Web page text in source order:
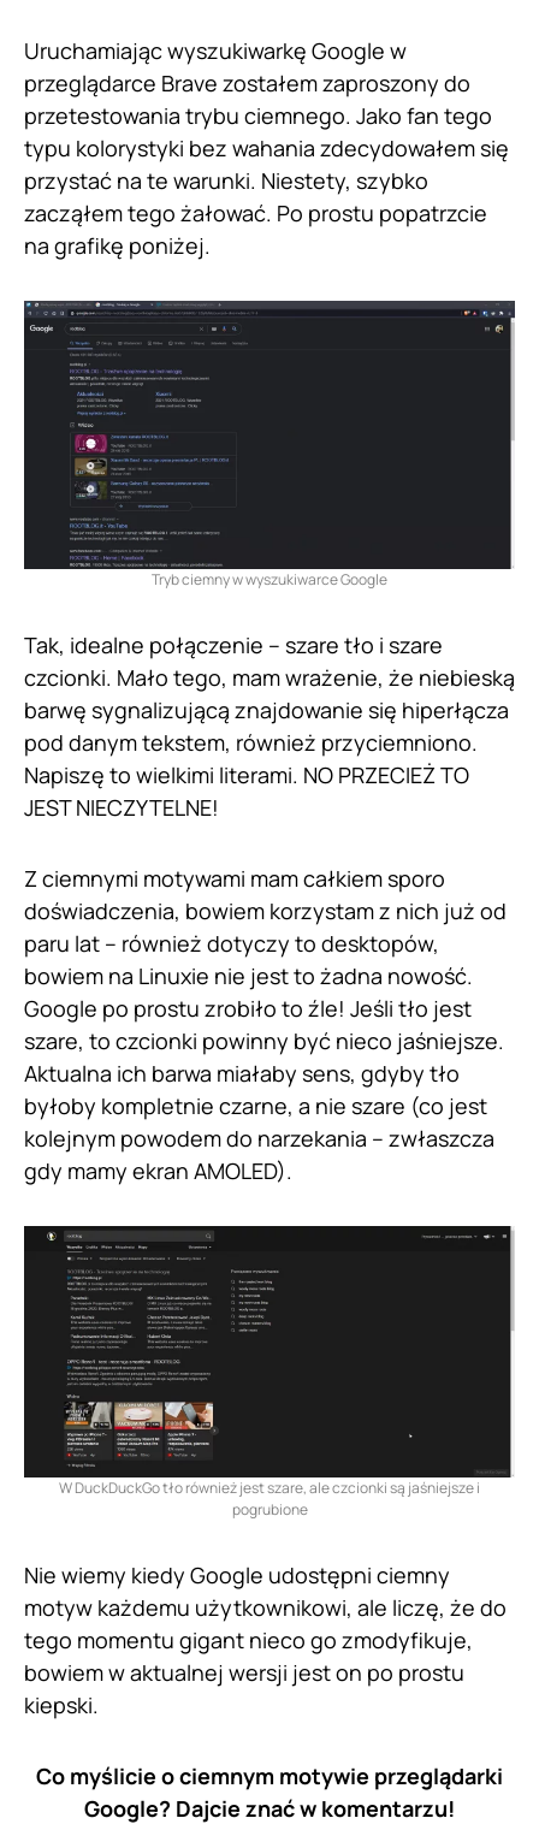
Uruchamiając wyszukiwarkę Google w
przeglądarce Brave zostałem zaproszony do
przetestowania trybu ciemnego. Jako fan tego
typu kolorystyki bez wahania zdecydowałem się
przystać na te warunki. Niestety, szybko
zacząłem tego żałować. Po prostu popatrzcie
na grafikę poniżej.
Tryb ciemny w wyszukiwarce Google
Tak, idealne połączenie – szare tło i szare
czcionki. Mało tego, mam wrażenie, że niebieską
barwę sygnalizującą znajdowanie się hiperłącza
pod danym tekstem, również przyciemniono.
Napiszę to wielkimi literami. NO PRZECIEŻ TO
JEST NIECZYTELNE!
Z ciemnymi motywami mam całkiem sporo
doświadczenia, bowiem korzystam z nich już od
paru lat – również dotyczy to desktopów,
bowiem na Linuxie nie jest to żadna nowość.
Google po prostu zrobiło to źle! Jeśli tło jest
szare, to czcionki powinny być nieco jaśniejsze.
Aktualna ich barwa miałaby sens, gdyby tło
byłoby kompletnie czarne, a nie szare (co jest
kolejnym powodem do narzekania – zwłaszcza
gdy mamy ekran AMOLED).
W DuckDuckGo tło również jest szare, ale czcionki są jaśniejsze i
pogrubione
Nie wiemy kiedy Google udostępni ciemny
motyw każdemu użytkownikowi, ale liczę, że do
tego momentu gigant nieco go zmodyfikuje,
bowiem w aktualnej wersji jest on po prostu
kiepski.
Co myślicie o ciemnym motywie przeglądarki
Google? Dajcie znać w komentarzu!